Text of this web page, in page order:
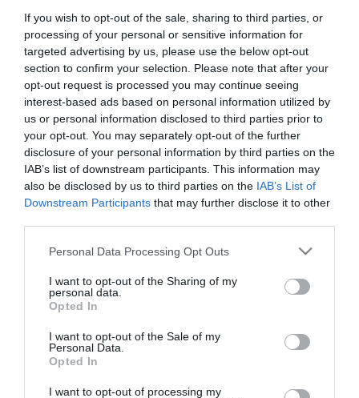
If you wish to opt-out of the sale, sharing to third parties, or
processing of your personal or sensitive information for
targeted advertising by us, please use the below opt-out
section to confirm your selection. Please note that after your
opt-out request is processed you may continue seeing
interest-based ads based on personal information utilized by
us or personal information disclosed to third parties prior to
your opt-out. You may separately opt-out of the further
disclosure of your personal information by third parties on the
IAB’s list of downstream participants. This information may
also be disclosed by us to third parties on the IAB’s List of
Downstream Participants that may further disclose it to other
Please note that this website/app uses one or more Google
not limited to your visit or usage behaviour. You may click to
grant or deny consent to Google and its third-party tags to
use your data for below specified purposes in below Google
consent section.
Personal Data Processing Opt Outs
I want to opt-out of the Sharing of my
personal data.
Opted In
I want to opt-out of the Sale of my
Personal Data.
Opted In
I want to opt-out of processing my
όπου ισχύει το οικογενειακό πακέτο Καρτών
Διαρκείας (1 κάρτα γονέα και 1 παιδική), ο φίλαθλος
μπορεί να πάρει το πακέτο χωρίς επιβάρυνση,
εφόσον υπάρχει διαθεσιμότητα θέσεων και
πληρούνται οι προϋποθέσεις (η παιδική κάρτα ισχύει
για ηλικίες έως 12 ετών).
Σε περίπτωση που κάποιος επιθυμεί να αποκτήσει
Κάρτα Διαρκείας σε θύρα υψηλότερης αξίας, θα
Τέλος, επισημαίνεται ότι κάθε εξαργύρωση αφορά
σε μία Κάρτα Διαρκείας. Άθροιση πολλαπλών
εξαργυρώσεων για την απόκτηση μίας Κάρτας
Διαρκείας δεν είναι αποδεκτή.
Διαδικασία εξαργύρωσης:
Για να προχωρήσετε σε εξαργύρωση τριφυλλιών για